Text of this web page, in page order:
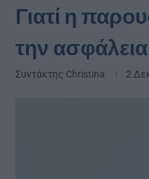
Γιατί η
την
Συντάκτης Christina 2